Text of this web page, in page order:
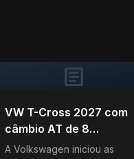
article
VW T-Cross 2027 com
câmbio AT de 8
marchas: preço parte de
A Volkswagen iniciou as